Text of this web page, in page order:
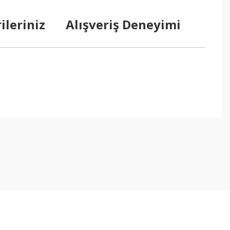
Alışveriş Deneyimi